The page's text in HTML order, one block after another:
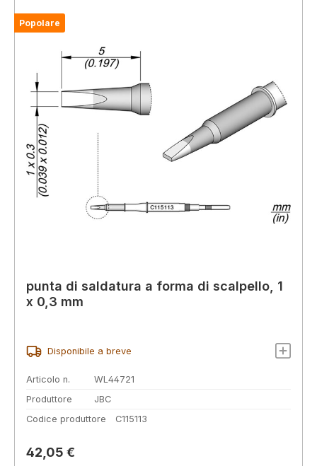
Popolare
punta di saldatura a forma di scalpello, 1
x 0,3 mm
Disponibile a breve
Articolo n.
WL44721
Produttore
JBC
Codice produttore
C115113
Prezzo normale:
42,05 €